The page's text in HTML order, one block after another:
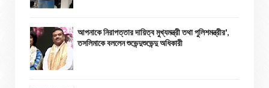
আপনাকে নিরাপত্তার দায়িত্ব মুখ্যমন্ত্রী তথা পুলিশমন্ত্রীর',
তসলিমাকে বললেন শুভেন্দুশুভেন্দু অধিকারী